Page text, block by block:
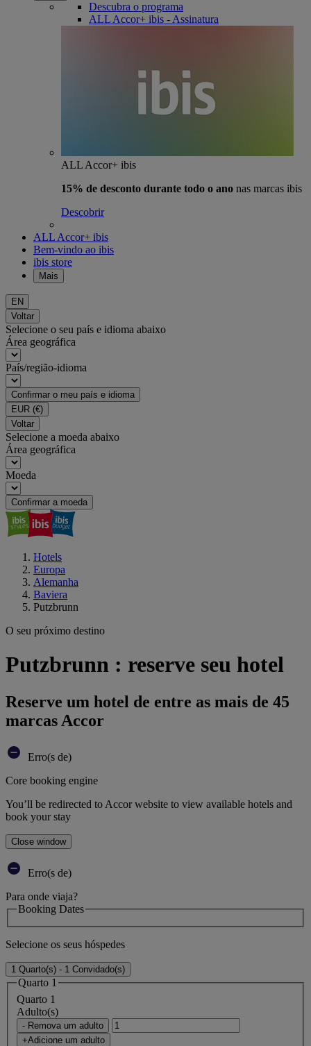
Descubra o programa
ALL Accor+ ibis - Assinatura
ALL Accor+ ibis
15% de desconto durante todo o ano nas marcas ibis
Descobrir
ALL Accor+ ibis
Bem-vindo ao ibis
ibis store
Mais
EN
Voltar
Selecione o seu país e idioma abaixo
Área geográfica
País/região-idioma
Confirmar o meu país e idioma
EUR (€)
Voltar
Selecione a moeda abaixo
Área geográfica
Moeda
Confirmar a moeda
Hotels
Europa
Alemanha
Baviera
Putzbrunn
O seu próximo destino
Putzbrunn : reserve seu hotel
Reserve um hotel de entre as mais de 45
marcas Accor
Erro(s de)
Core booking engine
You’ll be redirected to Accor website to view available hotels and
book your stay
Close window
Erro(s de)
Para onde viaja?
Booking Dates
Selecione os seus hóspedes
1 Quarto(s) - 1 Convidado(s)
Quarto 1
Quarto 1
Adulto(s)
- Remova um adulto
+Adicione um adulto